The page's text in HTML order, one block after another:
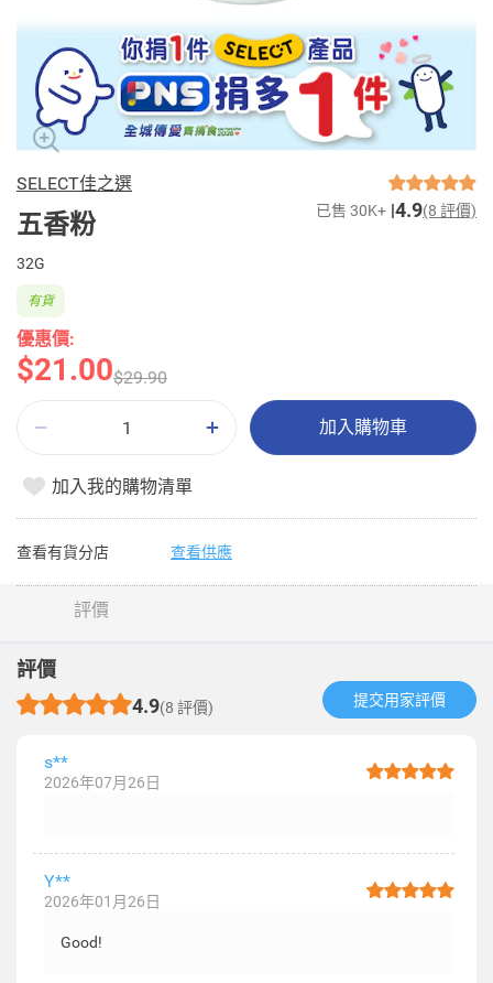
SELECT佳之選
五香粉 已售 30K+ 4.9(8 評價)
32G
優惠價:
$21.00$29.90
有貨
加入購物車
加入我的購物清單
查看有貨分店 查看供應
評價
評價
4.9(8 評價) 提交用家評價​
s**
2026年07月26日
Y**
2026年01月26日
Good!